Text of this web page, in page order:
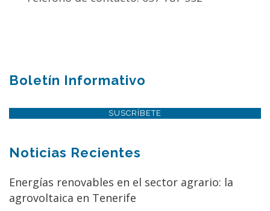
Boletín Informativo
SUSCRÍBETE
Noticias Recientes
Energías renovables en el sector agrario: la
agrovoltaica en Tenerife